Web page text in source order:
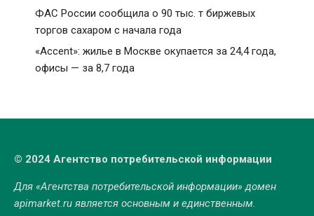
ФАС России сообщила о 90 тыс. т биржевых
торгов сахаром с начала года
«Accent»: жилье в Москве окупается за 24,4 года,
офисы — за 8,7 года
© 2024 Агентство потребительской информации
Для «Агентства потребительской информации» домен
apimarket.ruявляется основным и единственным.